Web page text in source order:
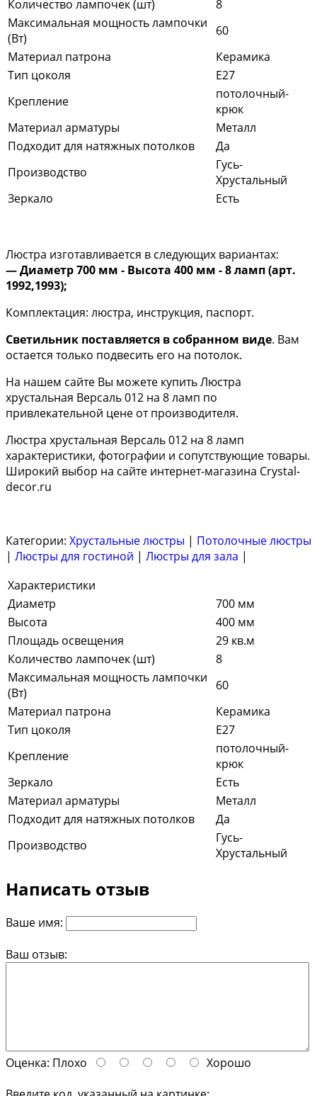
Количество лампочек (шт)
8
Максимальная мощность лампочки
(Вт)
60
Материал патрона
Керамика
Тип цоколя
E27
Крепление
потолочный-
крюк
Материал арматуры
Металл
Подходит для натяжных потолков
Да
Производство
Гусь-
Хрустальный
Зеркало
Есть
Люстра изготавливается в следующих вариантах:
— Диаметр 700 мм - Высота 400 мм - 8 ламп (арт.
1992,1993);
Комплектация: люстра, инструкция, паспорт.
Светильник поставляется в собранном виде. Вам
остается только подвесить его на потолок.
На нашем сайте Вы можете купить Люстра
хрустальная Версаль 012 на 8 ламп по
привлекательной цене от производителя.
Люстра хрустальная Версаль 012 на 8 ламп
характеристики, фотографии и сопутствующие товары.
Широкий выбор на сайте интернет-магазина Crystal-
decor.ru
Категории: Хрустальные люстры | Потолочные люстры
| Люстры для гостиной | Люстры для зала |
Характеристики
Диаметр
700 мм
Высота
400 мм
Площадь освещения
29 кв.м
Количество лампочек (шт)
8
Максимальная мощность лампочки
(Вт)
60
Материал патрона
Керамика
Тип цоколя
E27
Крепление
потолочный-
крюк
Зеркало
Есть
Материал арматуры
Металл
Подходит для натяжных потолков
Да
Производство
Гусь-
Хрустальный
Написать отзыв
Ваше имя:
Ваш отзыв:
Оценка: Плохо
Хорошо